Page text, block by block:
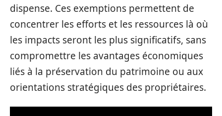
dispense. Ces exemptions permettent de
concentrer les efforts et les ressources là où
les impacts seront les plus significatifs, sans
compromettre les avantages économiques
liés à la préservation du patrimoine ou aux
orientations stratégiques des propriétaires.